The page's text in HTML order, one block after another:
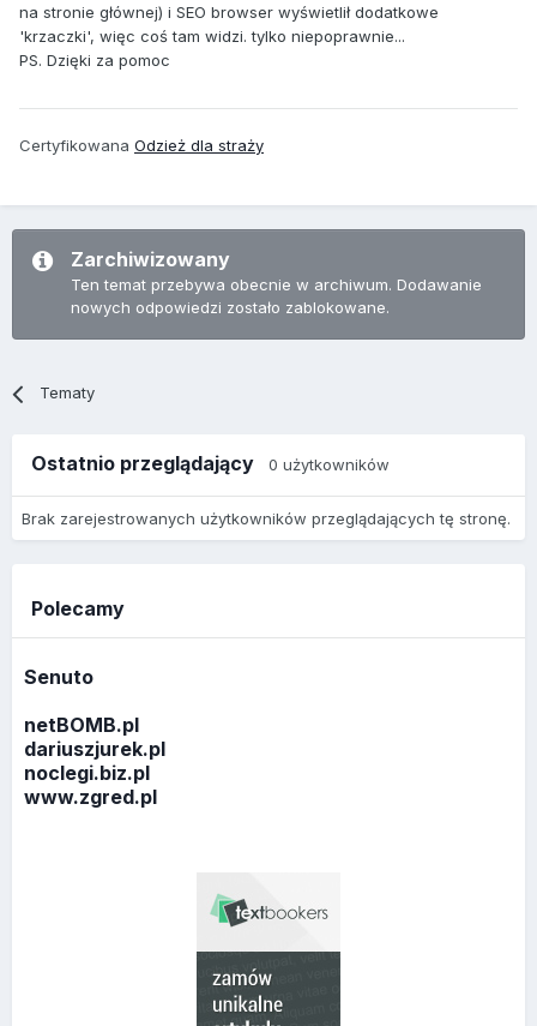
na stronie głównej) i SEO browser wyświetlił dodatkowe
'krzaczki', więc coś tam widzi. tylko niepoprawnie...
PS. Dzięki za pomoc
Certyfikowana Odzież dla straży
Zarchiwizowany
Ten temat przebywa obecnie w archiwum. Dodawanie
nowych odpowiedzi zostało zablokowane.
Tematy
Ostatnio przeglądający 0 użytkowników
Brak zarejestrowanych użytkowników przeglądających tę stronę.
Polecamy
Senuto
netBOMB.pl
dariuszjurek.pl
noclegi.biz.pl
www.zgred.pl